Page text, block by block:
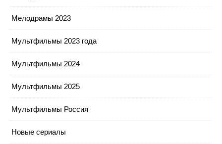
Мелодрамы 2023
Мультфильмы 2023 года
Мультфильмы 2024
Мультфильмы 2025
Мультфильмы Россия
Новые сериалы